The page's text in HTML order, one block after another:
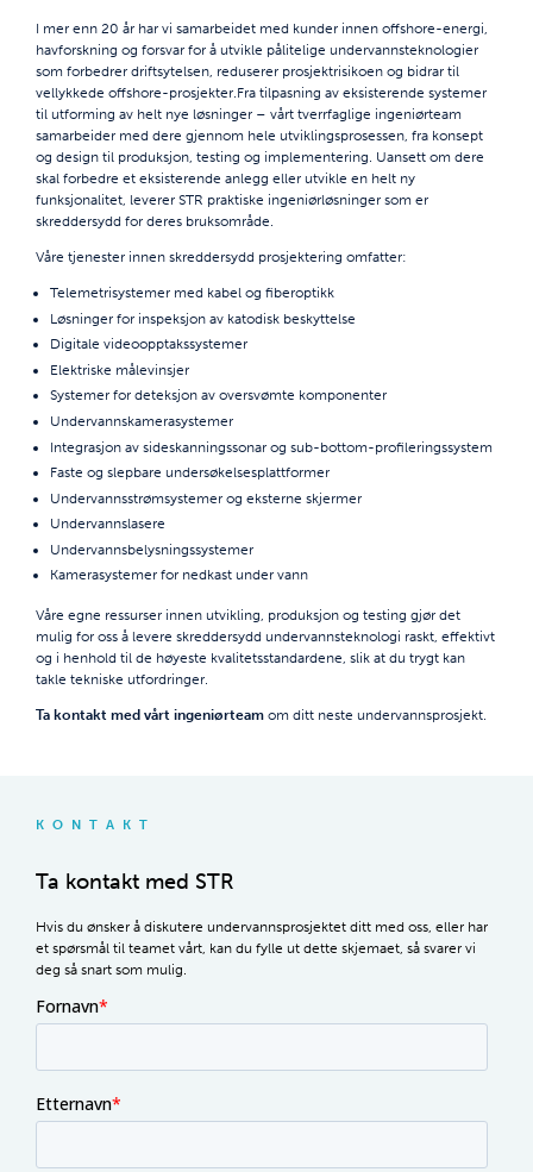
I mer enn 20 år har vi samarbeidet med kunder innen offshore-energi,
havforskning og forsvar for å utvikle pålitelige undervannsteknologier
som forbedrer driftsytelsen, reduserer prosjektrisikoen og bidrar til
vellykkede offshore-prosjekter.Fra tilpasning av eksisterende systemer
til utforming av helt nye løsninger – vårt tverrfaglige ingeniørteam
samarbeider med dere gjennom hele utviklingsprosessen, fra konsept
og design til produksjon, testing og implementering. Uansett om dere
skal forbedre et eksisterende anlegg eller utvikle en helt ny
funksjonalitet, leverer STR praktiske ingeniørløsninger som er
skreddersydd for deres bruksområde.
Våre tjenester innen skreddersydd prosjektering omfatter:
Telemetrisystemer med kabel og fiberoptikk
Løsninger for inspeksjon av katodisk beskyttelse
Digitale videoopptakssystemer
Elektriske målevinsjer
Systemer for deteksjon av oversvømte komponenter
Undervannskamerasystemer
Integrasjon av sideskanningssonar og sub-bottom-profileringssystem
Faste og slepbare undersøkelsesplattformer
Undervannsstrømsystemer og eksterne skjermer
Undervannslasere
Undervannsbelysningssystemer
Kamerasystemer for nedkast under vann
Våre egne ressurser innen utvikling, produksjon og testing gjør det
mulig for oss å levere skreddersydd undervannsteknologi raskt, effektivt
og i henhold til de høyeste kvalitetsstandardene, slik at du trygt kan
takle tekniske utfordringer.
Ta kontakt med vårt ingeniørteam om ditt neste undervannsprosjekt.
KONTAKT
Ta kontakt med STR
Hvis du ønsker å diskutere undervannsprosjektet ditt med oss, eller har
et spørsmål til teamet vårt, kan du fylle ut dette skjemaet, så svarer vi
deg så snart som mulig.